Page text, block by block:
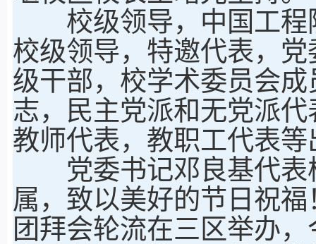
校级领导，中国工程
校级领导，特邀代表，
级干部，校学术委员会
志，民主党派和无党派
教师代表，教职工代表
党委书记邓良基代表
属，致以美好的节日祝
团拜会轮流在三区举办